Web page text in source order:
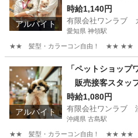
アルバイト
時給1,140円
有限会社ワンラブ
愛知県 神領駅
★★ 髪型・カラーコン自由！ ★★ ★★ 自分
神領駅 その他
アルバイト
「ペットショッ
販売接客スタッ
時給1,080円
有限会社ワンラブ
沖縄県 古島駅
★★ 髪型・カラーコン自由！ ★★ ★★ 自分